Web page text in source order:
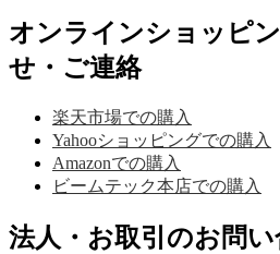
オンラインショッピ
せ・ご連絡
楽天市場での購入
Yahooショッピングでの購入
Amazonでの購入
ビームテック本店での購入
法人・お取引のお問